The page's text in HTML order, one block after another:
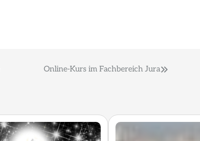
Online-Kurs im Fachbereich Jura